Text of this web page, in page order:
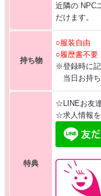
近隣の NPC
だけます。
持ち物
○服装自由
○履歴書不要
※登録時に記
当日お持ち
特典
☆LINEお友
☆求人情報